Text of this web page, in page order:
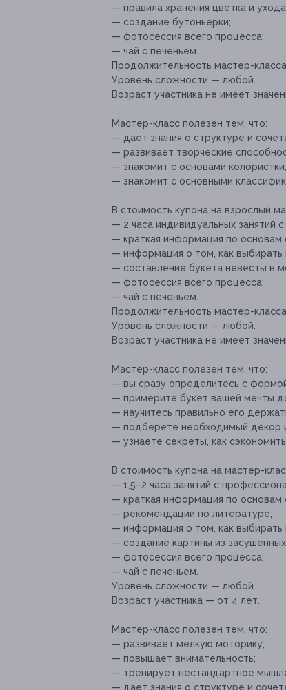
— правила хранения цветка и
— создание бутоньерки;
— фотосессия всего процесса;
— чай с печеньем.
Продолжительность мастер-класса
Уровень сложности — любой.
Возраст участника не имеет
Мастер-класс полезен тем, что:
— дает знания о структуре и
— развивает творческие
— знакомит с основами колористки;
— знакомит с основными
В стоимость купона на взрослый
— 2 часа индивидуальных занятий
— краткая информация по основам
— информация о том, как выбирать
— составление букета невесты в
— фотосессия всего процесса;
— чай с печеньем.
Продолжительность мастер-класса
Уровень сложности — любой.
Возраст участника не имеет
Мастер-класс полезен тем, что:
— вы сразу определитесь с
— примерите букет вашей мечты
— научитесь правильно его
— подберете необходимый декор
— узнаете секреты, как сэкономить
В стоимость купона на мастер-
— 1,5–2 часа занятий с
— краткая информация по основам
— рекомендации по литературе;
— информация о том, как выбирать
— создание картины из
— фотосессия всего процесса;
— чай с печеньем.
Уровень сложности — любой.
Возраст участника — от 4 лет.
Мастер-класс полезен тем, что:
— развивает мелкую моторику;
— повышает внимательность;
— тренирует нестандартное
— дает знания о структуре и